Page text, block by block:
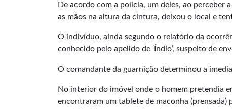
De acordo com a polícia, um deles, ao perceber
as mãos na altura da cintura, deixou o local e
O indivíduo, ainda segundo o relatório da
conhecido pelo apelido de ‘Índio’, suspeito de
O comandante da guarnição determinou a
No interior do imóvel onde o homem pretendia
encontraram um tablete de maconha (prensada)